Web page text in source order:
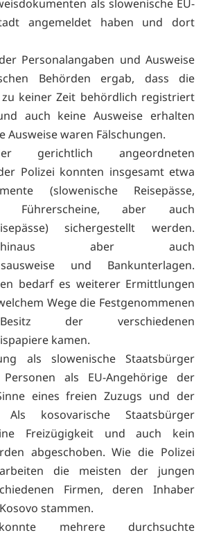
als slowenische EU-
angemeldet haben und dort
Personalangaben und Ausweise
Behörden ergab, dass die
keiner Zeit behördlich registriert
auch keine Ausweise erhalten
Ausweise waren Fälschungen.
angeordneten
Polizei konnten insgesamt etwa
(slowenische Reisepässe,
Führerscheine, aber auch
sichergestellt werden.
aber auch
und Bankunterlagen.
bedarf es weiterer Ermittlungen
Wege die Festgenommenen
der verschiedenen
kamen.
als slowenische Staatsbürger
als EU-Angehörige der
eines freien Zuzugs und der
Als kosovarische Staatsbürger
Freizügigkeit und auch kein
abgeschoben. Wie die Polizei
die meisten der jungen
Firmen, deren Inhaber
stammen.
mehrere durchsuchte